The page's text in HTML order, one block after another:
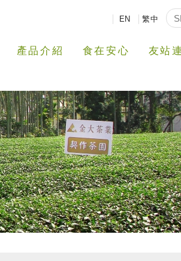
EN 繁中
產品介紹 食在安心 友站